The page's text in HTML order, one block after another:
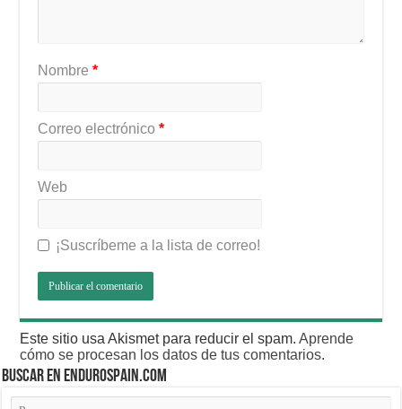
Nombre*
Correo electrónico*
Web
¡Suscríbeme a la lista de correo!
Este sitio usa Akismet para reducir el spam.Aprende
cómo se procesan los datos de tus comentarios.
BUSCAR EN ENDUROSPAIN.COM